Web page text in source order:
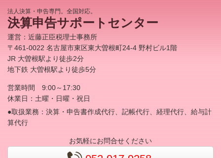
法人決算・申告専門。全国対応。
決算申告サポートセンター
運営：近藤正臣税理士事務所
〒461‐0022 名古屋市東区東大曽根町24-4 野村ビル1階
JR 大曽根駅より徒歩2分
地下鉄 大曽根駅より徒歩5分
営業時間 9:00～17:30
休業日：土曜・日曜・祝日
●取扱業務：決算・申告書作成代行、記帳代行、経理代行、給与計
算代行
お気軽にお問合せください